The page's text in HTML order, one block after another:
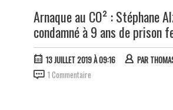
Arnaque au CO² : Stéphane
condamné à 9 ans de prison
13 JUILLET 2019 À 09:16 PAR
1 Commentaire